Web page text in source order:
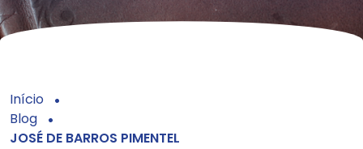
Início
Blog
JOSÉ DE BARROS PIMENTEL